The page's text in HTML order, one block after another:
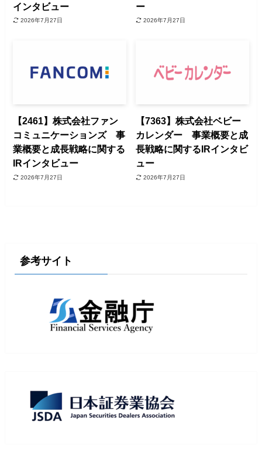
インタビュー
2026年7月27日
ー
2026年7月27日
【2461】株式会社ファン
コミュニケーションズ 事
業概要と成長戦略に関する
IRインタビュー
2026年7月27日
【7363】株式会社ベビー
カレンダー 事業概要と成
長戦略に関するIRインタビ
ュー
2026年7月27日
参考サイト